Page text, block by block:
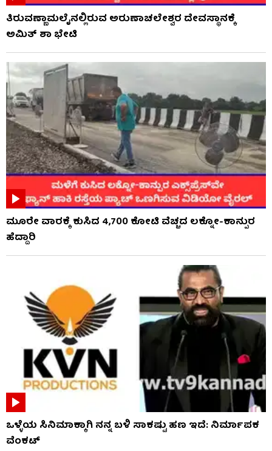
ತಿರುವಣ್ಣಾಮಲೈನಲ್ಲಿರುವ ಅರುಣಾಚಲೇಶ್ವರ ದೇವಸ್ಥಾನಕ್ಕೆ
ಅಮಿತ್ ಶಾ ಭೇಟಿ
ಮೂರೇ ವಾರಕ್ಕೆ ಕುಸಿದ 4,700 ಕೋಟಿ ವೆಚ್ಚದ ಲಕ್ನೋ-ಕಾನ್ಪುರ
ಹೆದ್ದಾರಿ
ಒಳ್ಳೆಯ ಸಿನಿಮಾಕ್ಕಾಗಿ ನನ್ನ ಬಳಿ ಸಾಕಷ್ಟು ಹಣ ಇದೆ: ನಿರ್ಮಾಪಕ
ವೆಂಕಟ್